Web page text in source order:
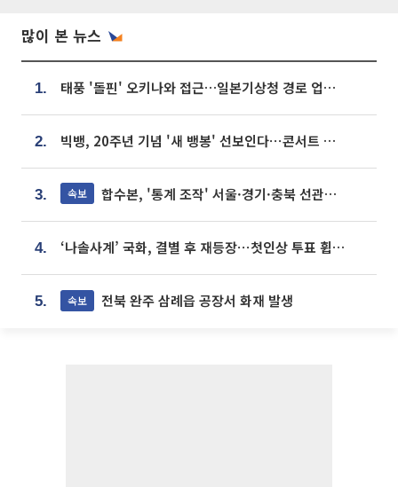
많이 본 뉴스
1. 태풍 '돌핀' 오키나와 접근…일본기상청 경로 업데이트
2. 빅뱅, 20주년 기념 '새 뱅봉' 선보인다⋯콘서트 앞두고 팝업 개최
3. 속보 합수본, '통계 조작' 서울·경기·충북 선관위 등 추가 압수수색
4. ‘나솔사계’ 국화, 결별 후 재등장⋯첫인상 투표 휩쓸고 ‘인기녀’ 등극
5. 속보 전북 완주 삼례읍 공장서 화재 발생